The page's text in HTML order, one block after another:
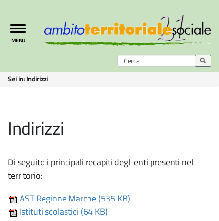
Toggle
navigation
MENU
Sei in:Indirizzi
Indirizzi
Di seguito i principali recapiti degli enti presenti nel
territorio:
AST Regione Marche (535 KB)
Istituti scolastici (64 KB)